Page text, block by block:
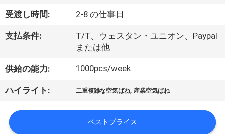
つ
い
工
旅
受渡し時間: 2-8 の仕事日
支払条件:
T/T、ウェスタン・ユニオン、Paypal
または他
供給の能力: 1000pcs/week
ハイライト: 二重複雑な空気ばね,産業空気ばね
ベストプライス